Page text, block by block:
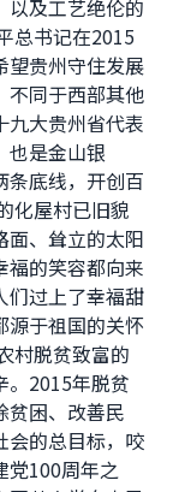
及工艺绝伦的
总书记在2015
望贵州守住发展
不同于西部其他
九大贵州省代表
也是金山银
底线，开创百
化屋村已旧貌
面、耸立的太阳
福的笑容都向来
们过上了幸福甜
源于祖国的关怀
村脱贫致富的
。2015年脱贫
贫困、改善民
会的总目标，咬
党100周年之